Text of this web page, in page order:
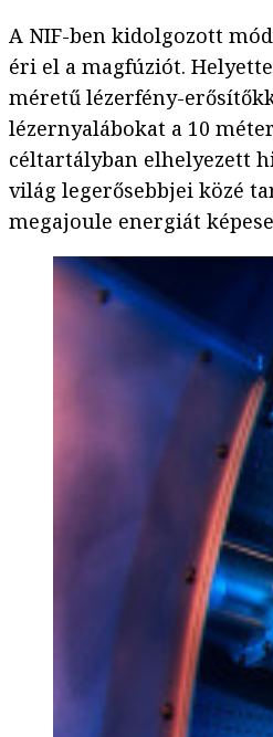
A NIF-ben kidolgozott
éri el a magfúziót.
méretű lézerfény-
lézernyalábokat a 10
céltartályban elhelyezett
világ legerősebbjei közé
megajoule energiát